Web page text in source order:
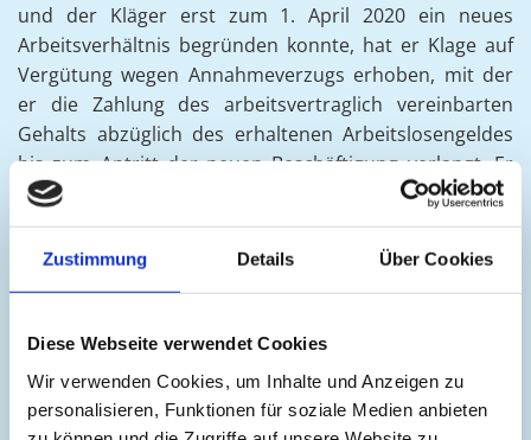
Zustimmung Details Über Cookies
Diese Webseite verwendet Cookies
Wir verwenden Cookies, um Inhalte und Anzeigen zu
personalisieren, Funktionen für soziale Medien anbieten
und der Kläger erst zum 1. April 2020 ein neues
Arbeitsverhältnis begründen konnte, hat er Klage auf
Vergütung wegen Annahmeverzugs erhoben, mit der
er die Zahlung des arbeitsvertraglich vereinbarten
Gehalts abzüglich des erhaltenen Arbeitslosengeldes
bis zum Antritt der neuen Beschäftigung verlangt. Er
hat gemeint, die Beklagte habe sich im Streitzeitraum
aufgrund ihrer unwirksamen Kündigungen im
Annahmeverzug befunden. Eine Weiterbeschäftigung
Beklagte dies überhaupt ernsthaft angeboten habe,
nicht zuzumuten gewesen. Die Beklagte habe ihm zur
Begründung ihrer fristlosen Kündigungen in
umfangreichen Ausführungen zu Unrecht